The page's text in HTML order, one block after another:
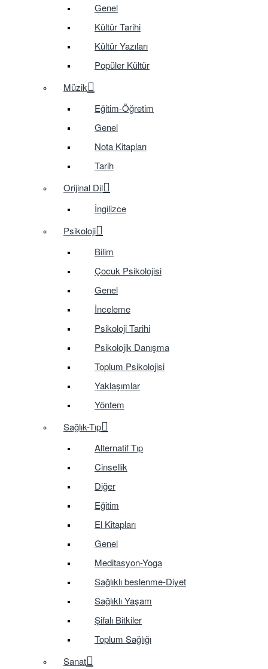
Genel
Kültür Tarihi
Kültür Yazıları
Popüler Kültür
Müzik
Eğitim-Öğretim
Genel
Nota Kitapları
Tarih
Orijinal Dil
İngilizce
Psikoloji
Bilim
Çocuk Psikolojisi
Genel
İnceleme
Psikoloji Tarihi
Psikolojik Danışma
Toplum Psikolojisi
Yaklaşımlar
Yöntem
Sağlık-Tıp
Alternatif Tıp
Cinsellik
Diğer
Eğitim
El Kitapları
Genel
Meditasyon-Yoga
Sağlıklı beslenme-Diyet
Sağlıklı Yaşam
Şifalı Bitkiler
Toplum Sağlığı
Sanat